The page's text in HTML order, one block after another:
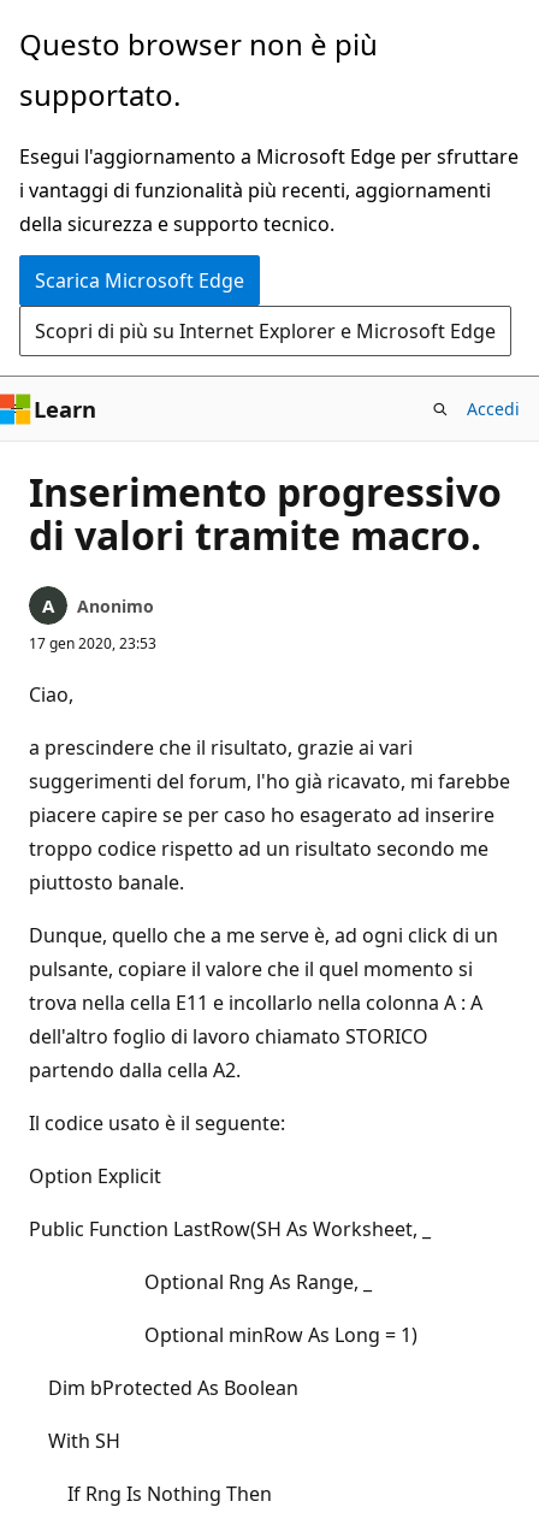
Ignora
passa
contenuto
principale
Questo browser non è più
supportato.
Esegui l'aggiornamento a Microsoft Edge per sfruttare
i vantaggi di funzionalità più recenti, aggiornamenti
della sicurezza e supporto tecnico.
Scarica Microsoft Edge
Scopri di più su Internet Explorer e Microsoft Edge
Learn Accedi
Inserimento progressivo
di valori tramite macro.
Anonimo
17 gen 2020, 23:53
Ciao,
a prescindere che il risultato, grazie ai vari
suggerimenti del forum, l'ho già ricavato, mi farebbe
piacere capire se per caso ho esagerato ad inserire
troppo codice rispetto ad un risultato secondo me
piuttosto banale.
Dunque, quello che a me serve è, ad ogni click di un
pulsante, copiare il valore che il quel momento si
trova nella cella E11 e incollarlo nella colonna A : A
dell'altro foglio di lavoro chiamato STORICO
partendo dalla cella A2.
Il codice usato è il seguente:
Option Explicit
Public Function LastRow(SH As Worksheet, _
Optional Rng As Range, _
Optional minRow As Long = 1)
Dim bProtected As Boolean
With SH
If Rng Is Nothing Then